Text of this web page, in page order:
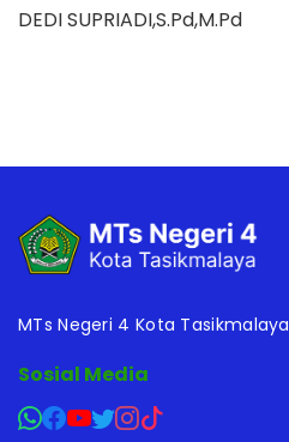
DEDI SUPRIADI,S.Pd,M.Pd
MTs Negeri 4 Kota Tasikmalaya
Sosial Media